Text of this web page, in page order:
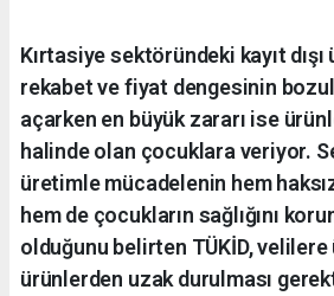
Kırtasiye sektöründeki kayıt dışı
rekabet ve fiyat dengesinin
açarken en büyük zararı ise
halinde olan çocuklara veriyor.
üretimle mücadelenin hem
hem de çocukların sağlığını
olduğunu belirten TÜKİD,
ürünlerden uzak durulması